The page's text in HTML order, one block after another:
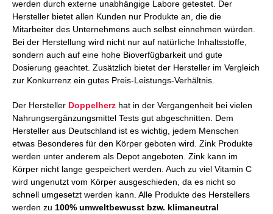
werden durch externe unabhängige Labore getestet. Der
Hersteller bietet allen Kunden nur Produkte an, die die
Mitarbeiter des Unternehmens auch selbst einnehmen würden.
Bei der Herstellung wird nicht nur auf natürliche Inhaltsstoffe,
sondern auch auf eine hohe Bioverfügbarkeit und gute
Dosierung geachtet. Zusätzlich bietet der Hersteller im Vergleich
zur Konkurrenz ein gutes Preis-Leistungs-Verhältnis.
Der Hersteller Doppelherz hat in der Vergangenheit bei vielen
Nahrungsergänzungsmittel Tests gut abgeschnitten. Dem
Hersteller aus Deutschland ist es wichtig, jedem Menschen
etwas Besonderes für den Körper geboten wird. Zink Produkte
werden unter anderem als Depot angeboten. Zink kann im
Körper nicht lange gespeichert werden. Auch zu viel Vitamin C
wird ungenutzt vom Körper ausgeschieden, da es nicht so
schnell umgesetzt werden kann. Alle Produkte des Herstellers
werden zu 100% umweltbewusst bzw. klimaneutral